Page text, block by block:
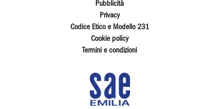
Pubblicità
Privacy
Codice Etico e Modello 231
Cookie policy
Termini e condizioni